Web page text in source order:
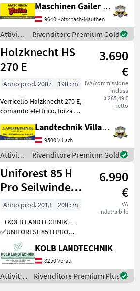
110 cm - Azionamento
tramite presa di forza -
Albero cardanico -
Sollevatore meccanico pe
Maschinen Gailer GmbH
9640 Kötschach-Mauthen
Attività
forestali
e
lavorazione
del
legno /
Rivenditore Premium Gold
Holzknecht HS
270 E
3.690
€
IVA/commissione
inclusa
3.265,49 €
netto
Anno prod. 2007
190 cm
Verricello Holzknecht 270 E,
comando elettrico, forza di
protezione, 4 scivoli per
fune, gancio terminale e
albero articolato, supporto
per
Landtechnik Villach GmbH
9500 Villach
Attività
forestali
e
lavorazione
del
legno /
Rivenditore Premium Gold
Uniforest 85 H
Pro Seilwinde
Funkseilwinde
6.990
€
IVA
indetraibile
Anno prod. 2013
200 cm
++KOLB LANDTECHNIK++
✅UNIFOREST 85 H PRO
Funkseilwinde ✅8, 5t
Zugkraft ✅200cm
Schildbreite
✅hydraulischer Seilausstoß
✅inkl. TERRA Profi Funk -
KOLB LANDTECHNIK
8250 Vorau
Attività
forestali
Rivenditore Premium Plus